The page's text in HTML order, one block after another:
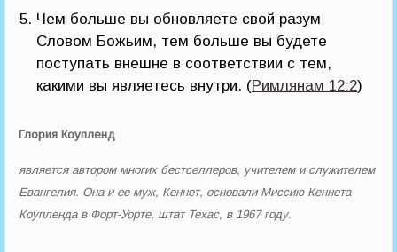
Чем больше вы обновляете свой разум
Словом Божьим, тем больше вы будете
поступать внешне в соответствии с тем,
какими вы являетесь внутри. (Римлянам 12:2)
Глория Коупленд
является автором многих бестселлеров, учителем и служителем
Евангелия. Она и ее муж, Кеннет, основали Миссию Кеннета
Коупленда в Форт-Уорте, штат Техас, в 1967 году.